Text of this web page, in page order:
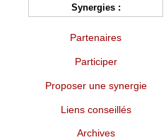
Synergies :
Partenaires
Participer
Proposer une synergie
Liens conseillés
Archives